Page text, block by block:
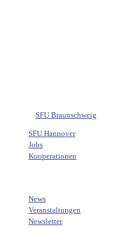
SFU Braunschweig
SFU Hannover
Jobs
Kooperationen
News
Veranstaltungen
Newsletter